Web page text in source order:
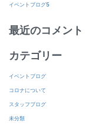
イベントブログ5
最近のコメント
カテゴリー
イベントブログ
コロナについて
スタッフブログ
未分類